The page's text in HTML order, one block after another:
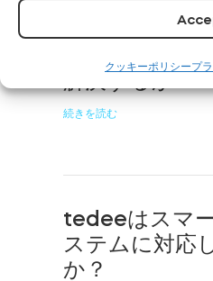
クッキーポリシープ
スマートロッ
続きを読む
tedeeはスマ
ステムに対応
か？